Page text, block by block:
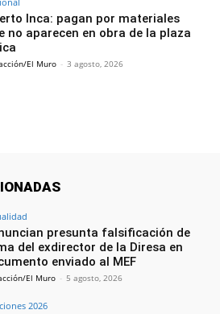
Inca: pagan por materiales
no aparecen en obra de la plaza
El Muro - 3 agosto, 2026
presunta falsificación de
del exdirector de la Diresa en
enviado al MEF
El Muro - 5 agosto, 2026
2026